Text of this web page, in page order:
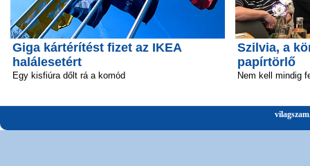
Giga kártérítést fizet az IKEA
halálesetért
Egy kisfiúra dőlt rá a komód
Szilvia, a
papírtörlő
Nem kell mindig